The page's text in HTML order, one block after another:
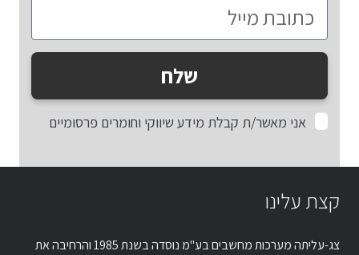
אני מאשר/ת קבלת מידע שיווקי וחומרים פרסומיים
שלח
קצת עלינו
צג-עליתה מערכות מחשבים בע"מ נוסדה בשנת 1985 והרחיבה את